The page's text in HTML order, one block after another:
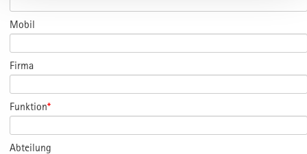
Mobil
Firma
Funktion*
Abteilung